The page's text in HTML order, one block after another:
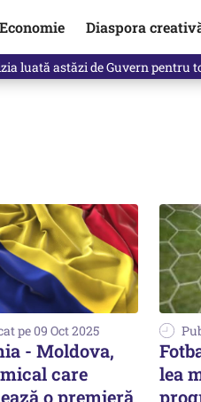
Economie Diaspora
luată astăzi de Guvern pentru
pe 09 Oct 2025
- Moldova,
care
o premieră
lea